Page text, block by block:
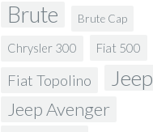
Brute Brute Cap
Chrysler 300 Fiat 500
Fiat Topolino Jeep
Jeep Avenger